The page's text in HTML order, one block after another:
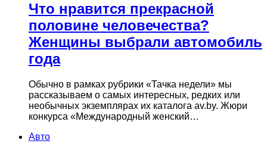
Что нравится прекрасной
половине человечества?
Женщины выбрали автомобиль
года
Обычно в рамках рубрики «Тачка недели» мы
рассказываем о самых интересных, редких или
необычных экземплярах их каталога av.by. Жюри
конкурса «Международный женский…
Авто